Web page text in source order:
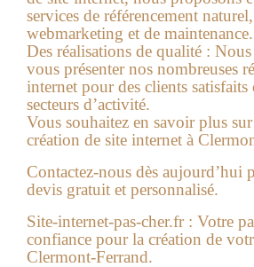
services de référencement
webmarketing et de maintenance.
Des réalisations de qualité :
vous présenter nos nombreuses
internet pour des clients satisfaits
secteurs d’activité.
Vous souhaitez en savoir plus
création de site internet à
Contactez-nous dès aujourd’hui
devis gratuit et personnalisé.
Site-internet-pas-cher.fr : Votre
confiance pour la création de
Clermont-Ferrand.